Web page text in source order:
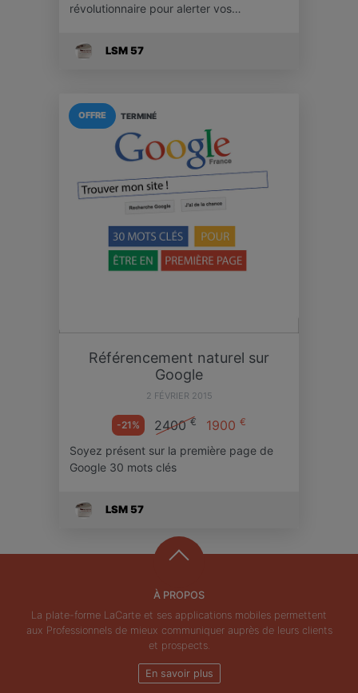
révolutionnaire pour alerter vos…
LSM 57
TERMINÉ
OFFRE
Référencement naturel sur
Google
2 FÉVRIER 2015
-21% 2400€ 1900 €
Soyez présent sur la première page de
Google 30 mots clés
LSM 57
À PROPOS
La plate-forme LaCarte et ses applications mobiles permettent
aux Professionnels de mieux communiquer auprès de leurs clients
et prospects.
En savoir plus